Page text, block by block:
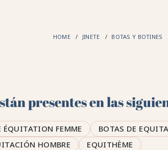
HOME JINETE BOTAS Y BOTINES
presentes en las
ÉQUITATION FEMME BOTAS DE
HOMBRE EQUITHÈME